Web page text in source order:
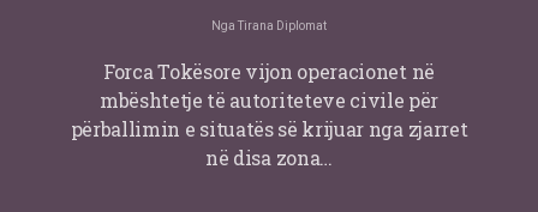
Nga Tirana Diplomat
Forca Tokësore vijon operacionet në
mbështetje të autoriteteve civile për
përballimin e situatës së krijuar nga zjarret
në disa zona…